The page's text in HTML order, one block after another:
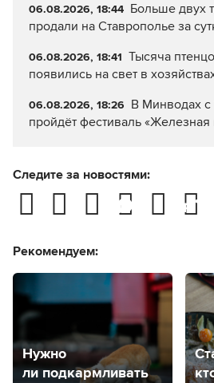
06.08.2026, 18:44 Больше двух
продали на Ставрополье за
06.08.2026, 18:41 Тысяча
появились на свет в
06.08.2026, 18:26 В Минводах с
пройдёт фестиваль «Железная
Следите за новостями:
Рекомендуем:
Нужно
ли подкармливать